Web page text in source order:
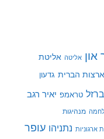
אליטת
גדעון
יאיר רגב
עופר